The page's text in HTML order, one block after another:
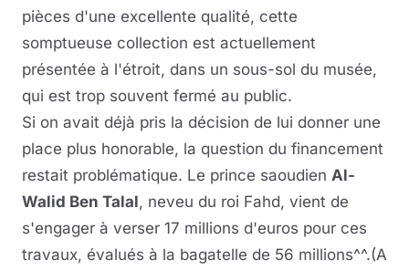
pièces d'une excellente qualité, cette
somptueuse collection est actuellement
présentée à l'étroit, dans un sous-sol du musée,
qui est trop souvent fermé au public.
Si on avait déjà pris la décision de lui donner une
place plus honorable, la question du financement
restait problématique. Le prince saoudien Al-
Walid Ben Talal, neveu du roi Fahd, vient de
s'engager à verser 17 millions d'euros pour ces
travaux, évalués à la bagatelle de 56 millions^^.(A